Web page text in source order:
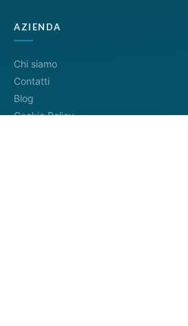
AZIENDA
Chi siamo
Contatti
Blog
Cookie Policy